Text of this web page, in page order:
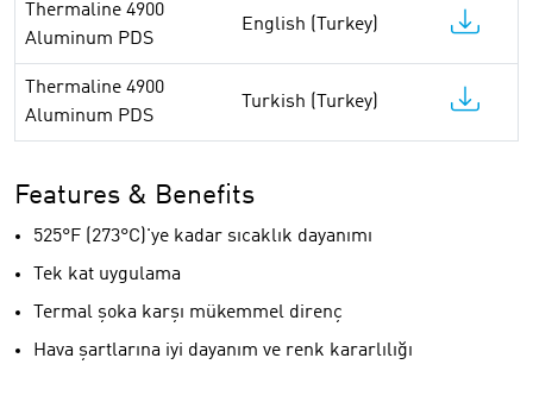
Thermaline 4900
Aluminum PDS
English (Turkey)
Thermaline 4900
Aluminum PDS
Turkish (Turkey)
Features & Benefits
525°F (273°C)'ye kadar sıcaklık dayanımı
Tek kat uygulama
Termal şoka karşı mükemmel direnç
Hava şartlarına iyi dayanım ve renk kararlılığı